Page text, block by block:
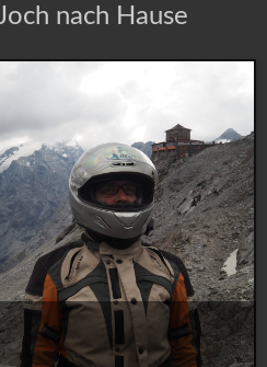
nach Hause